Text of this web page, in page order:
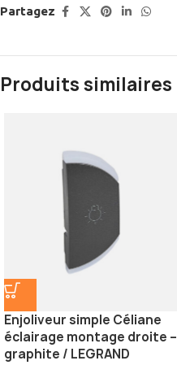
Partagez
Produits similaires
Enjoliveur simple Céliane
éclairage montage droite –
graphite / LEGRAND